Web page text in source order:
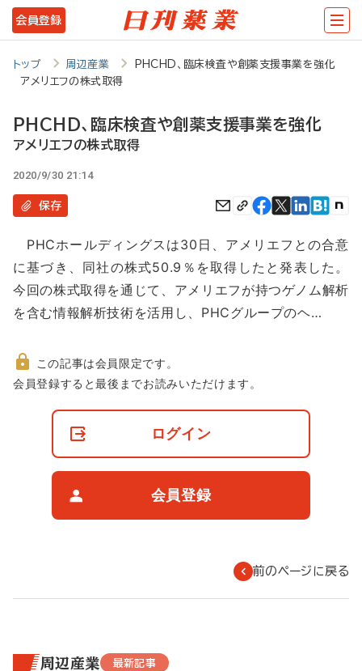
メ
イ
テ
ツ
に
動
会員登録
トップ 周辺産業
PHCHD、臨床検査や創薬支援事業を強化
アメリエフの株式取得
PHCHD、臨床検査や創薬支援事業を強化
アメリエフの株式取得
2020/9/30 21:14
保存
PHCホールディングスは30日、アメリエフとの合意
に基づき、同社の株式50.9％を取得したと発表した。
今回の株式取得を通じて、アメリエフが持つゲノム解析
を含む情報解析技術を活用し、PHCグループのヘ…
非
この記事は会員限定です。
会員登録すると最後までお読みいただけます。
ログイン
会員登録
前のページに戻る
周辺産業 最新記事